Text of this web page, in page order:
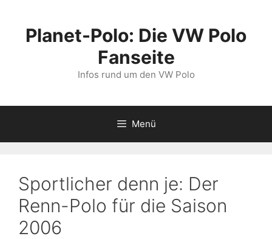
springenPlanet-Polo: Die VW Polo
Fanseite
Infos rund um den VW Polo
Menü
Sportlicher denn je: Der
Renn-Polo für die Saison
2006